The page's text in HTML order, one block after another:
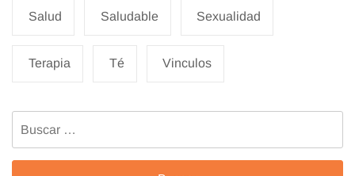
Salud Saludable Sexualidad
Terapia Té Vinculos